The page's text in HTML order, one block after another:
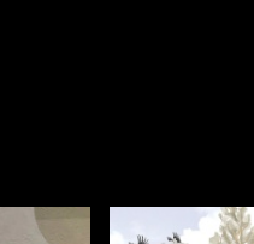
tale.
confortul tactil și